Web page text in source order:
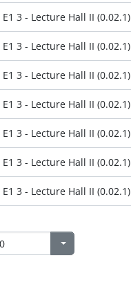
3 - Lecture Hall II (0.02.1)
3 - Lecture Hall II (0.02.1)
3 - Lecture Hall II (0.02.1)
3 - Lecture Hall II (0.02.1)
3 - Lecture Hall II (0.02.1)
3 - Lecture Hall II (0.02.1)
3 - Lecture Hall II (0.02.1)